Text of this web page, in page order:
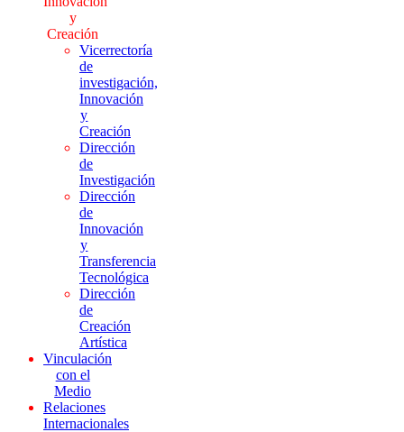
y
Creación
Vicerrectoría
de
investigación,
Innovación
y
Creación
Dirección
de
Investigación
Dirección
de
Innovación
y
Transferencia
Tecnológica
Dirección
de
Creación
Artística
Vinculación
con el
Medio
Relaciones
Internacionales